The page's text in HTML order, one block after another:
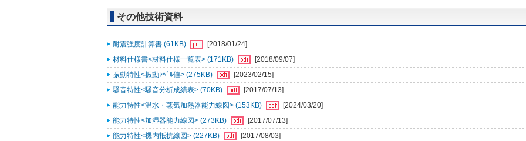
その他技術資料
耐震強度計算書 (61KB)
[2018/01/24]
材料仕様書<材料仕様一覧表> (171KB)
[2018/09/07]
振動特性<振動ﾚﾍﾞﾙ値> (275KB)
[2023/02/15]
騒音特性<騒音分析成績表> (70KB)
[2017/07/13]
能力特性<温水・蒸気加熱器能力線図> (153KB)
[2024/03/20]
能力特性<加湿器能力線図> (273KB)
[2017/07/13]
能力特性<機内抵抗線図> (227KB)
[2017/08/03]